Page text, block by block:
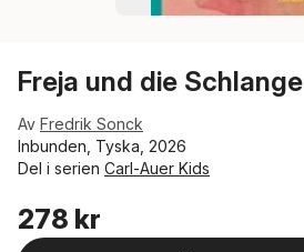
Freja und die Schlange
Av Fredrik Sonck
Inbunden, Tyska, 2026
Del i serien Carl-Auer Kids
278 kr